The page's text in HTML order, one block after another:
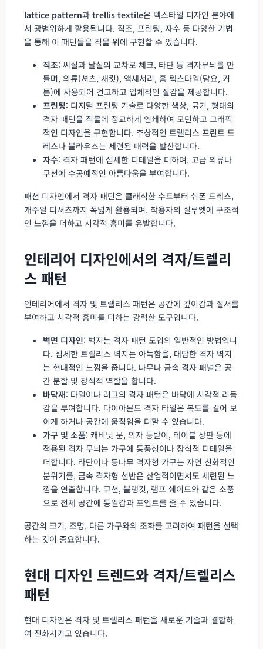
lattice pattern과 trellis textile은 텍스타일 디자인 분야에
서 광범위하게 활용됩니다. 직조, 프린팅, 자수 등 다양한 기법
을 통해 이 패턴들을 직물 위에 구현할 수 있습니다.
직조: 씨실과 날실의 교차로 체크, 타탄 등 격자무늬를 만
들며, 의류(셔츠, 재킷), 액세서리, 홈 텍스타일(담요, 커
튼)에 사용되어 견고하고 입체적인 질감을 제공합니다.
프린팅: 디지털 프린팅 기술로 다양한 색상, 굵기, 형태의
격자 패턴을 직물에 정교하게 인쇄하여 모던하고 그래픽
적인 디자인을 구현합니다. 추상적인 트렐리스 프린트 드
레스나 블라우스는 세련된 매력을 발산합니다.
자수: 격자 패턴에 섬세한 디테일을 더하며, 고급 의류나
쿠션에 수공예적인 아름다움을 부여합니다.
패션 디자인에서 격자 패턴은 클래식한 수트부터 쉬폰 드레스,
캐주얼 티셔츠까지 폭넓게 활용되며, 착용자의 실루엣에 구조적
인 느낌을 더하고 시각적 흥미를 유발합니다.
인테리어 디자인에서의 격자/트렐리
스 패턴
인테리어에서 격자 및 트렐리스 패턴은 공간에 깊이감과 질서를
부여하고 시각적 흥미를 더하는 강력한 도구입니다.
벽면 디자인: 벽지는 격자 패턴 도입의 일반적인 방법입니
다. 섬세한 트렐리스 벽지는 아늑함을, 대담한 격자 벽지
는 현대적인 느낌을 줍니다. 나무나 금속 격자 패널은 공
간 분할 및 장식적 역할을 합니다.
바닥재: 타일이나 러그의 격자 패턴은 바닥에 시각적 리듬
감을 부여합니다. 다이아몬드 격자 타일은 복도를 길어 보
이게 하거나 공간에 움직임을 더할 수 있습니다.
가구 및 소품: 캐비닛 문, 의자 등받이, 테이블 상판 등에
적용된 격자 무늬는 가구에 통풍성이나 장식적 디테일을
더합니다. 라탄이나 등나무 격자형 가구는 자연 친화적인
분위기를, 금속 격자형 선반은 산업적이면서도 세련된 느
낌을 연출합니다. 쿠션, 블랭킷, 램프 쉐이드와 같은 소품
으로 전체 공간에 통일감과 포인트를 줄 수 있습니다.
공간의 크기, 조명, 다른 가구와의 조화를 고려하여 패턴을 선택
하는 것이 중요합니다.
현대 디자인 트렌드와 격자/트렐리스
패턴
현대 디자인은 격자 및 트렐리스 패턴을 새로운 기술과 결합하
여 진화시키고 있습니다.